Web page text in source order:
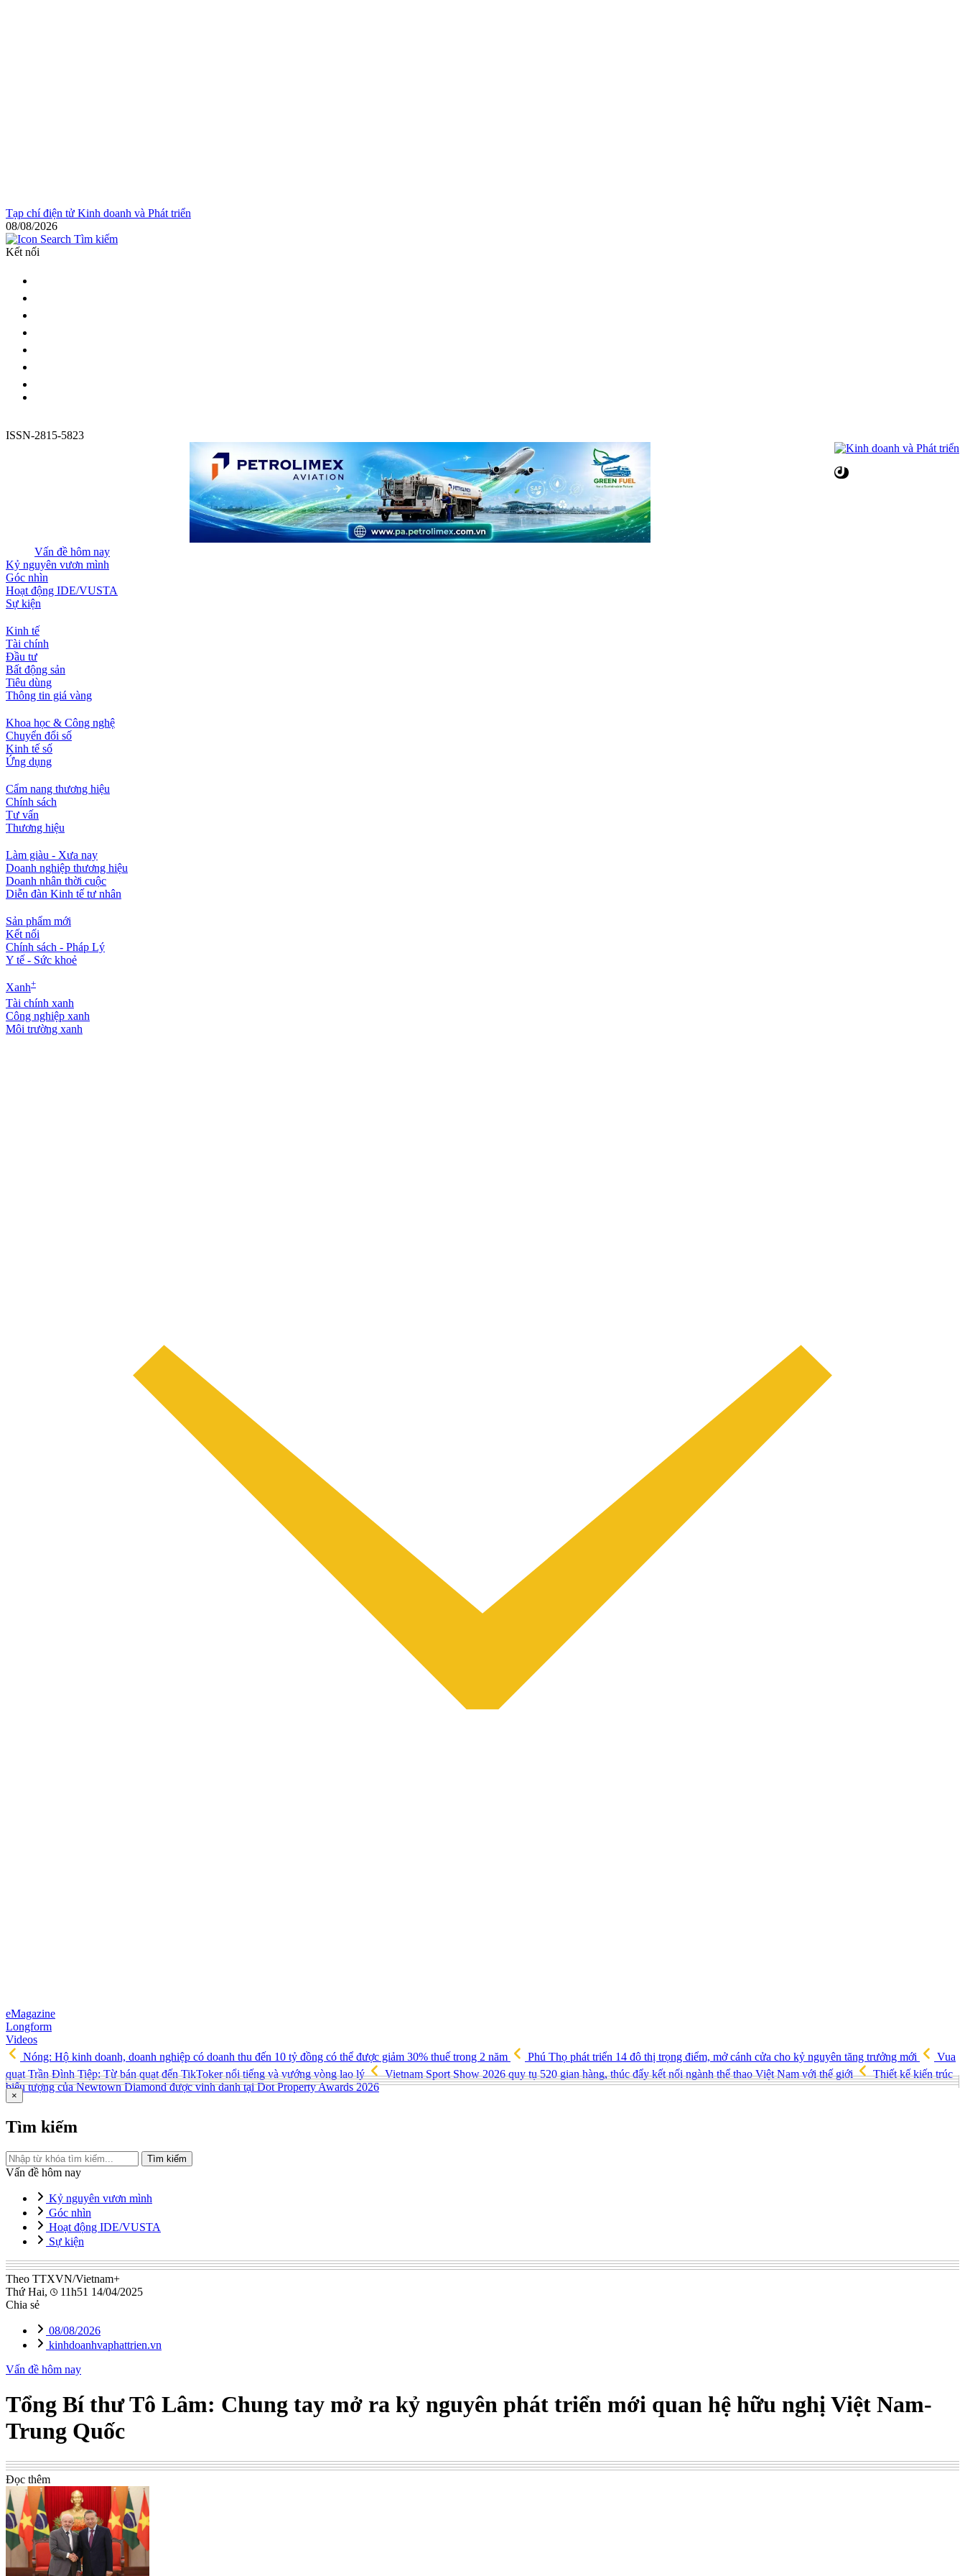
Tạp chí điện tử Kinh doanh và Phát triển
08/08/2026
Tìm kiếm
Kết nối
ISSN-2815-5823
Vấn đề hôm nay
Kỷ nguyên vươn mình
Góc nhìn
Hoạt động IDE/VUSTA
Sự kiện
Kinh tế
Tài chính
Đầu tư
Bất động sản
Tiêu dùng
Thông tin giá vàng
Khoa học & Công nghệ
Chuyển đổi số
Kinh tế số
Ứng dụng
Cẩm nang thương hiệu
Chính sách
Tư vấn
Thương hiệu
Làm giàu - Xưa nay
Doanh nghiệp thương hiệu
Doanh nhân thời cuộc
Diễn đàn Kinh tế tư nhân
Sản phẩm mới
Kết nối
Chính sách - Pháp Lý
Y tế - Sức khoẻ
Xanh+
Tài chính xanh
Công nghiệp xanh
Môi trường xanh
eMagazine
Longform
Videos
Nóng: Hộ kinh doanh, doanh nghiệp có doanh thu đến 10 tỷ đồng có thể được giảm 30% thuế trong 2 năm
Phú Thọ phát triển 14 đô thị trọng điểm, mở cánh cửa cho kỷ nguyên tăng trưởng mới
Vua
quạt Trần Đình Tiệp: Từ bán quạt đến TikToker nổi tiếng và vướng vòng lao lý
Vietnam Sport Show 2026 quy tụ 520 gian hàng, thúc đẩy kết nối ngành thể thao Việt Nam với thế giới
Thiết kế kiến trúc
biểu tượng của Newtown Diamond được vinh danh tại Dot Property Awards 2026
×
Tìm kiếm
Tìm kiếm
Vấn đề hôm nay
Kỷ nguyên vươn mình
Góc nhìn
Hoạt động IDE/VUSTA
Sự kiện
Theo TTXVN/Vietnam+
Thứ Hai,
11h51 14/04/2025
Chia sẻ
08/08/2026
kinhdoanhvaphattrien.vn
Vấn đề hôm nay
Tổng Bí thư Tô Lâm: Chung tay mở ra kỷ nguyên phát triển mới quan hệ hữu nghị Việt Nam-
Trung Quốc
Đọc thêm